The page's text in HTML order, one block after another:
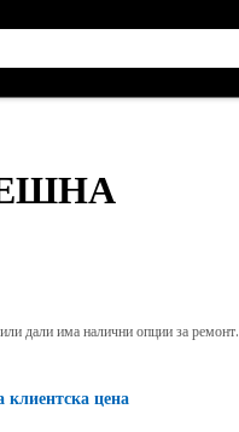
дали има налични опции за ремонт.
клиентска цена